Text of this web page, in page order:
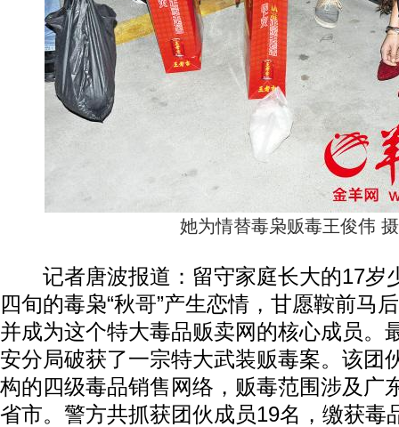
她为情替毒枭贩毒王俊伟 摄
记者唐波报道：留守家庭长大的17岁
四旬的毒枭“秋哥”产生恋情，甘愿鞍前马
并成为这个特大毒品贩卖网的核心成员。
安分局破获了一宗特大武装贩毒案。该团
构的四级毒品销售网络，贩毒范围涉及广
省市。警方共抓获团伙成员19名，缴获毒